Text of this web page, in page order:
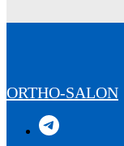
ORTHO-SALON